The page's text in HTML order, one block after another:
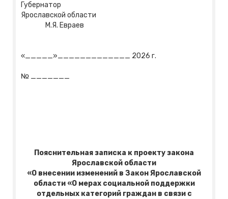
Губернатор
Ярославской области
М.Я. Евраев
«_____»_____________ 2026 г.
№ _______
Пояснительная записка к проекту закона
Ярославской области
«О внесении изменений в Закон Ярославской
области «О мерах социальной поддержки
отдельных категорий граждан в связи с